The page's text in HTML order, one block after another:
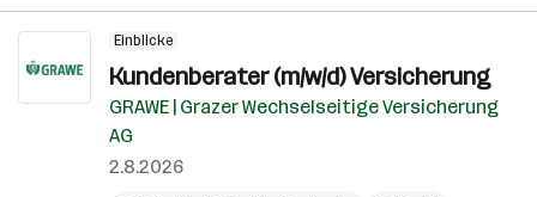
Einblicke
Kundenberater (m/w/d) Versicherung
GRAWE | Grazer Wechselseitige Versicherung
AG
2.8.2026